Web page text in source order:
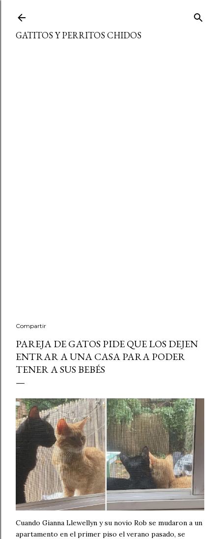
GATITOS Y PERRITOS CHIDOS
Compartir
PAREJA DE GATOS PIDE QUE LOS DEJEN
ENTRAR A UNA CASA PARA PODER
TENER A SUS BEBÉS
Cuando Gianna Llewellyn y su novio Rob se mudaron a un
apartamento en el primer piso el verano pasado, se